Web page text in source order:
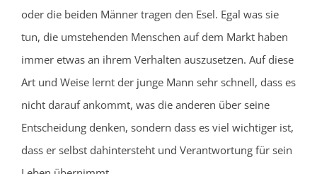
oder die beiden Männer tragen den Esel. Egal was sie
tun, die umstehenden Menschen auf dem Markt haben
immer etwas an ihrem Verhalten auszusetzen. Auf diese
Art und Weise lernt der junge Mann sehr schnell, dass es
nicht darauf ankommt, was die anderen über seine
Entscheidung denken, sondern dass es viel wichtiger ist,
dass er selbst dahintersteht und Verantwortung für sein